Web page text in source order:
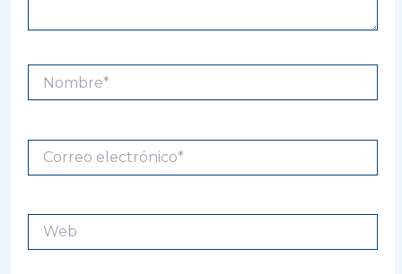
Nombre*
electrónico*
Web